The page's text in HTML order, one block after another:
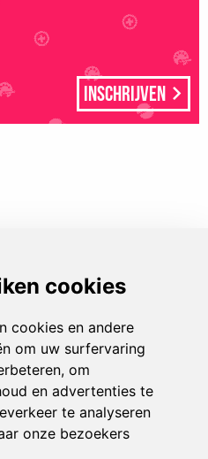
Inschrijven